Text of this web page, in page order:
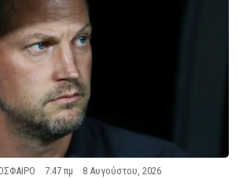
7:47 πμ 8 Αυγούστου, 2026